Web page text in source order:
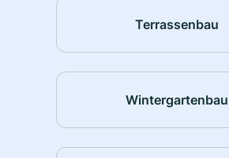
Terrassenbau
Wintergartenbau